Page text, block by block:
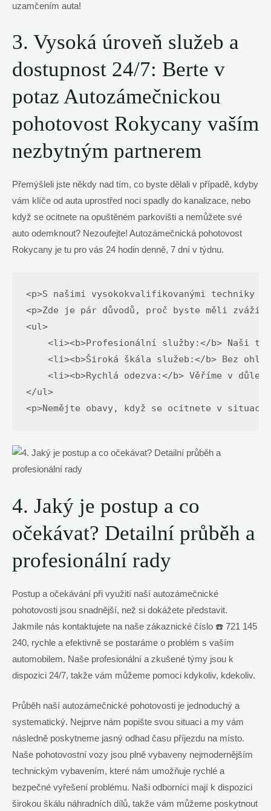
uzamčením auta!
3. Vysoká úroveň služeb a
dostupnost 24/7: Berte v
potaz Autozámečnickou
pohotovost Rokycany vaším
nezbytným partnerem
Přemýšleli jste někdy nad tím, co byste dělali v případě, kdyby
vám klíče od auta uprostřed noci spadly do kanalizace, nebo
když se ocitnete na opuštěném parkovišti a nemůžete své
auto odemknout? Nezoufejte! Autozámečnická pohotovost
Rokycany je tu pro vás 24 hodin denně, 7 dní v týdnu.
<p>S našimi vysokokvalifikovanými techniky
<p>Zde je pár důvodů, proč byste měli zvážit
<ul>
<li><b>Profesionální služby:</b> Naši
<li><b>Široká škála služeb:</b> Bez
<li><b>Rychlá odezva:</b> Věříme v
</ul>
<p>Nemějte obavy, když se ocitnete v
4. Jaký je postup a co
očekávat? Detailní průběh a
profesionální rady
Postup a očekávání při využití naší autozámečnické
pohotovosti jsou snadnější, než si dokážete představit.
Jakmile nás kontaktujete na naše zákaznické číslo ☎️ 721 145
240, rychle a efektivně se postaráme o problém s vaším
automobilem. Naše profesionální a zkušené týmy jsou k
dispozici 24/7, takže vám můžeme pomoci kdykoliv, kdekoliv.
Průběh naší autozámečnické pohotovosti je jednoduchý a
systematický. Nejprve nám popište svou situaci a my vám
následně poskytneme jasný odhad času příjezdu na místo.
Naše pohotovostní vozy jsou plně vybaveny nejmodernějším
technickým vybavením, které nám umožňuje rychlé a
bezpečné vyřešení problému. Naši odborníci mají k dispozici
širokou škálu náhradních dílů, takže vám můžeme poskytnout